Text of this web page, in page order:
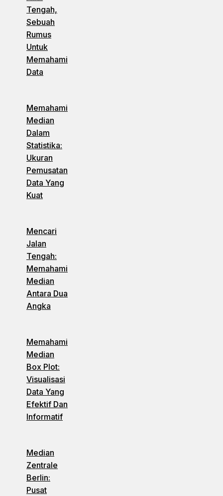
Tengah,
Sebuah
Rumus
Untuk
Memahami
Data
Memahami
Median
Dalam
Statistika:
Ukuran
Pemusatan
Data Yang
Kuat
Mencari
Jalan
Tengah:
Memahami
Median
Antara Dua
Angka
Memahami
Median
Box Plot:
Visualisasi
Data Yang
Efektif Dan
Informatif
Median
Zentrale
Berlin:
Pusat